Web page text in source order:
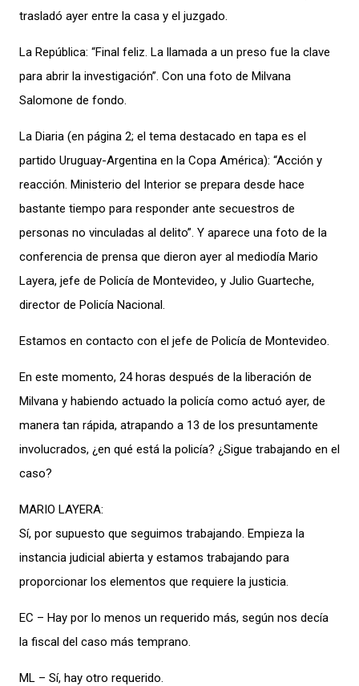
trasladó ayer entre la casa y el juzgado.
La República: “Final feliz. La llamada a un preso fue la clave
para abrir la investigación”. Con una foto de Milvana
Salomone de fondo.
La Diaria (en página 2; el tema destacado en tapa es el
partido Uruguay-Argentina en la Copa América): “Acción y
reacción. Ministerio del Interior se prepara desde hace
bastante tiempo para responder ante secuestros de
personas no vinculadas al delito”. Y aparece una foto de la
conferencia de prensa que dieron ayer al mediodía Mario
Layera, jefe de Policía de Montevideo, y Julio Guarteche,
director de Policía Nacional.
Estamos en contacto con el jefe de Policía de Montevideo.
En este momento, 24 horas después de la liberación de
Milvana y habiendo actuado la policía como actuó ayer, de
manera tan rápida, atrapando a 13 de los presuntamente
involucrados, ¿en qué está la policía? ¿Sigue trabajando en el
caso?
MARIO LAYERA:
Sí, por supuesto que seguimos trabajando. Empieza la
instancia judicial abierta y estamos trabajando para
proporcionar los elementos que requiere la justicia.
EC – Hay por lo menos un requerido más, según nos decía
la fiscal del caso más temprano.
ML – Sí, hay otro requerido.